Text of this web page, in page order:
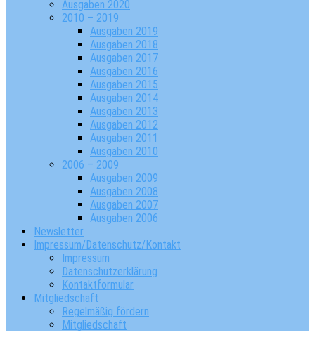
Ausgaben 2020
2010 – 2019
Ausgaben 2019
Ausgaben 2018
Ausgaben 2017
Ausgaben 2016
Ausgaben 2015
Ausgaben 2014
Ausgaben 2013
Ausgaben 2012
Ausgaben 2011
Ausgaben 2010
2006 – 2009
Ausgaben 2009
Ausgaben 2008
Ausgaben 2007
Ausgaben 2006
Newsletter
Impressum/Datenschutz/Kontakt
Impressum
Datenschutzerklärung
Kontaktformular
Mitgliedschaft
Regelmäßig fördern
Mitgliedschaft